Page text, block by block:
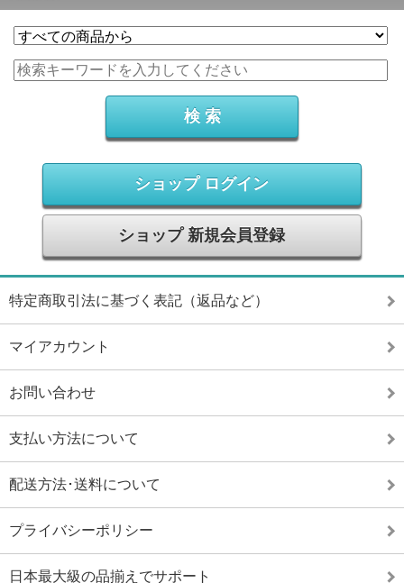
ショップ ログイン
ショップ 新規会員登録
特定商取引法に基づく表記（返品など）
マイアカウント
お問い合わせ
支払い方法について
配送方法･送料について
プライバシーポリシー
日本最大級の品揃えでサポート